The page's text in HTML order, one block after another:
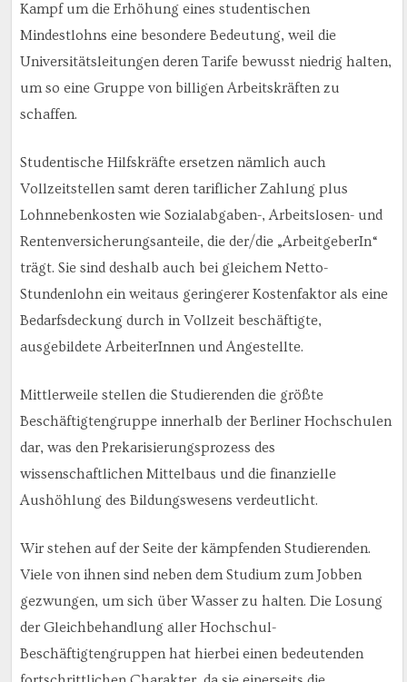
Kampf um die Erhöhung eines studentischen
Mindestlohns eine besondere Bedeutung, weil die
Universitätsleitungen deren Tarife bewusst niedrig halten,
um so eine Gruppe von billigen Arbeitskräften zu
schaffen.
Studentische Hilfskräfte ersetzen nämlich auch
Vollzeitstellen samt deren tariflicher Zahlung plus
Lohnnebenkosten wie Sozialabgaben-, Arbeitslosen- und
Rentenversicherungsanteile, die der/die „ArbeitgeberIn“
trägt. Sie sind deshalb auch bei gleichem Netto-
Stundenlohn ein weitaus geringerer Kostenfaktor als eine
Bedarfsdeckung durch in Vollzeit beschäftigte,
ausgebildete ArbeiterInnen und Angestellte.
Mittlerweile stellen die Studierenden die größte
Beschäftigtengruppe innerhalb der Berliner Hochschulen
dar, was den Prekarisierungsprozess des
wissenschaftlichen Mittelbaus und die finanzielle
Aushöhlung des Bildungswesens verdeutlicht.
Wir stehen auf der Seite der kämpfenden Studierenden.
Viele von ihnen sind neben dem Studium zum Jobben
gezwungen, um sich über Wasser zu halten. Die Losung
der Gleichbehandlung aller Hochschul-
Beschäftigtengruppen hat hierbei einen bedeutenden